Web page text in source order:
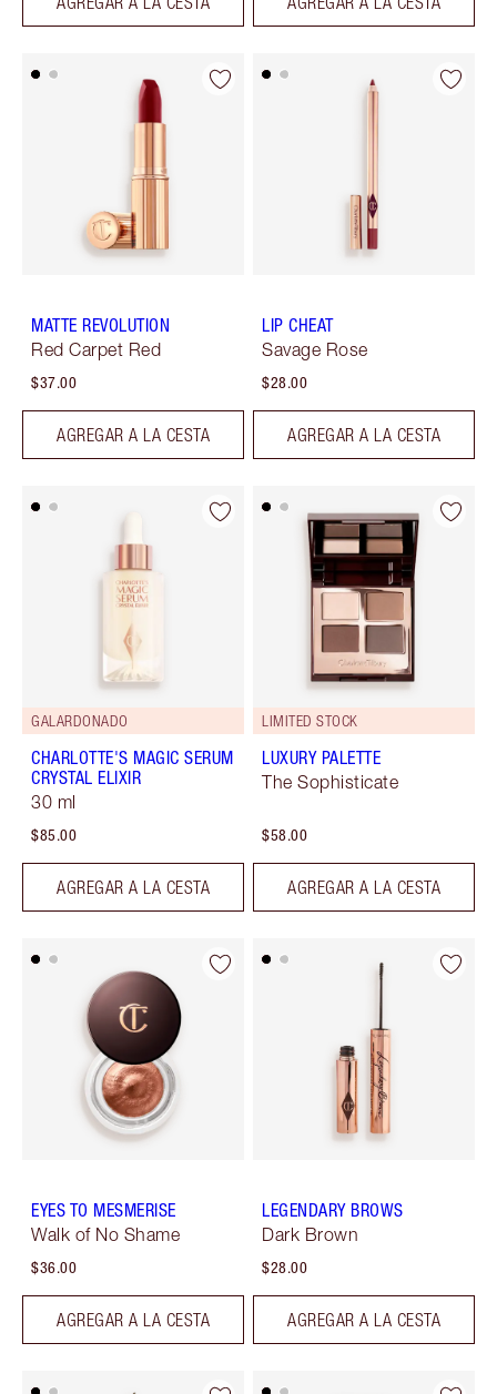
MATTE REVOLUTION
Red Carpet Red
$37.00
AGREGAR A LA CESTA
LIP CHEAT
Savage Rose
$28.00
AGREGAR A LA CESTA
GALARDONADO
CHARLOTTE'S MAGIC SERUM
CRYSTAL ELIXIR
30 ml
$85.00
AGREGAR A LA CESTA
LIMITED STOCK
LUXURY PALETTE
The Sophisticate
$58.00
AGREGAR A LA CESTA
EYES TO MESMERISE
Walk of No Shame
$36.00
AGREGAR A LA CESTA
LEGENDARY BROWS
Dark Brown
$28.00
AGREGAR A LA CESTA